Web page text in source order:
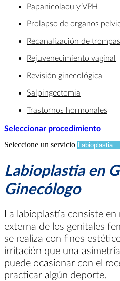
Papanicolaou y VPH
Prolapso de organos
Recanalización de trompas
Rejuvenecimiento vaginal
Revisión ginecológica
Salpingectomia
Trastornos hormonales
Seleccionar procedimiento
Seleccione un servicio
Labioplastia en
Ginecólogo
La labioplastía consiste
externa de los genitales
se realiza con fines
irritación que una
puede ocasionar con el
practicar algún deporte.